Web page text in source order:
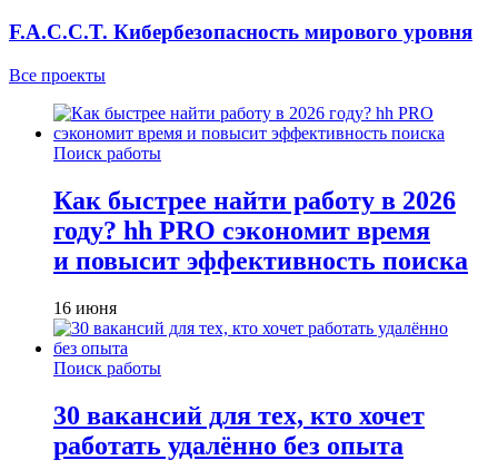
F.A.C.C.T. Кибербезопасность мирового уровня
Все проекты
Поиск работы
Как быстрее найти работу в 2026
году? hh PRO сэкономит время
и повысит эффективность поиска
16 июня
Поиск работы
30 вакансий для тех, кто хочет
работать удалённо без опыта